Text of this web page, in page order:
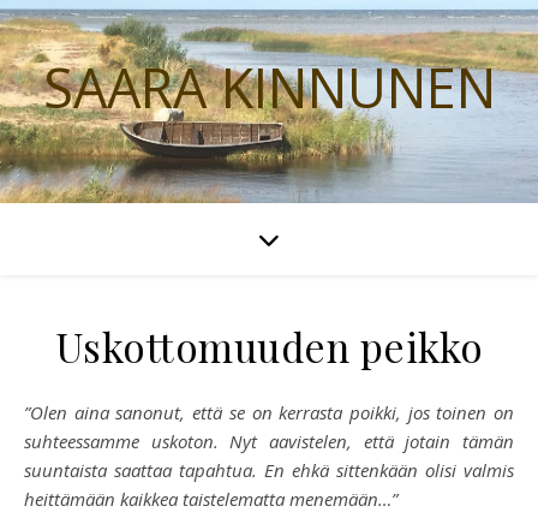
SAARA KINNUNEN
Uskottomuuden peikko
”Olen aina sanonut, että se on kerrasta poikki, jos toinen on
suhteessamme uskoton. Nyt aavistelen, että jotain tämän
suuntaista saattaa tapahtua. En ehkä sittenkään olisi valmis
heittämään kaikkea taistelematta menemään…”